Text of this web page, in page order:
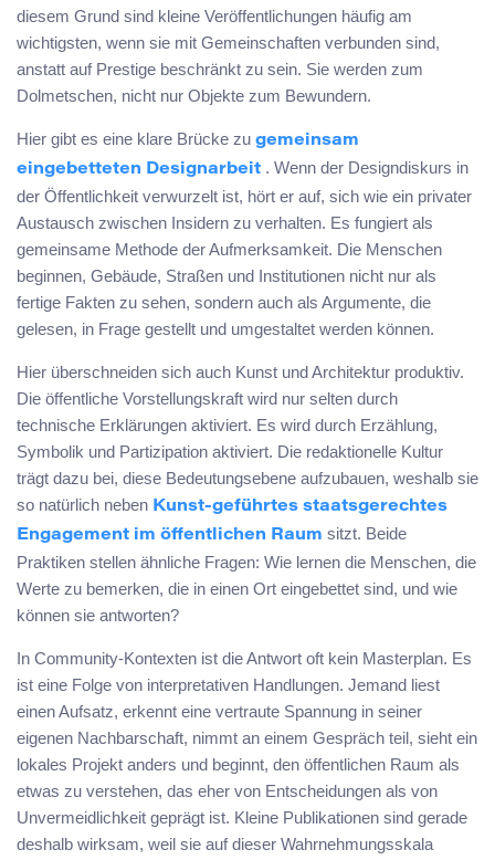
diesem Grund sind kleine Veröffentlichungen häufig am
wichtigsten, wenn sie mit Gemeinschaften verbunden sind,
anstatt auf Prestige beschränkt zu sein. Sie werden zum
Dolmetschen, nicht nur Objekte zum Bewundern.
Hier gibt es eine klare Brücke zu gemeinsam
eingebetteten Designarbeit . Wenn der Designdiskurs in
der Öffentlichkeit verwurzelt ist, hört er auf, sich wie ein privater
Austausch zwischen Insidern zu verhalten. Es fungiert als
gemeinsame Methode der Aufmerksamkeit. Die Menschen
beginnen, Gebäude, Straßen und Institutionen nicht nur als
fertige Fakten zu sehen, sondern auch als Argumente, die
gelesen, in Frage gestellt und umgestaltet werden können.
Hier überschneiden sich auch Kunst und Architektur produktiv.
Die öffentliche Vorstellungskraft wird nur selten durch
technische Erklärungen aktiviert. Es wird durch Erzählung,
Symbolik und Partizipation aktiviert. Die redaktionelle Kultur
trägt dazu bei, diese Bedeutungsebene aufzubauen, weshalb sie
so natürlich neben Kunst-geführtes staatsgerechtes
Engagement im öffentlichen Raum sitzt. Beide
Praktiken stellen ähnliche Fragen: Wie lernen die Menschen, die
Werte zu bemerken, die in einen Ort eingebettet sind, und wie
können sie antworten?
In Community-Kontexten ist die Antwort oft kein Masterplan. Es
ist eine Folge von interpretativen Handlungen. Jemand liest
einen Aufsatz, erkennt eine vertraute Spannung in seiner
eigenen Nachbarschaft, nimmt an einem Gespräch teil, sieht ein
lokales Projekt anders und beginnt, den öffentlichen Raum als
etwas zu verstehen, das eher von Entscheidungen als von
Unvermeidlichkeit geprägt ist. Kleine Publikationen sind gerade
deshalb wirksam, weil sie auf dieser Wahrnehmungsskala